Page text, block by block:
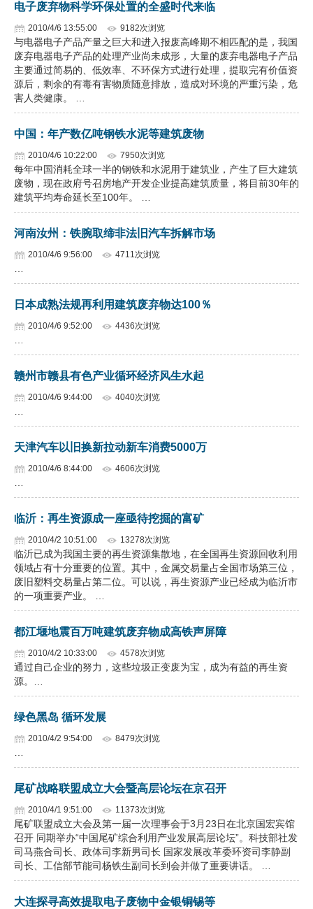
电子废弃物科学环保处置的全盛时代来临
2010/4/6 13:55:00 9182次浏览
与电器电子产品产量之巨大和进入报废高峰期不相匹配的是，我国
废弃电器电子产品的处理产业尚未成形，大量的废弃电器电子产品
主要通过简易的、低效率、不环保方式进行处理，提取完有价值资
源后，剩余的有毒有害物质随意排放，造成对环境的严重污染，危
害人类健康。 …
中国：年产数亿吨钢铁水泥等建筑废物
2010/4/6 10:22:00 7950次浏览
每年中国消耗全球一半的钢铁和水泥用于建筑业，产生了巨大建筑
废物，现在政府号召房地产开发企业提高建筑质量，将目前30年的
建筑平均寿命延长至100年。 …
河南汝州：铁腕取缔非法旧汽车拆解市场
2010/4/6 9:56:00 4711次浏览
日本成熟法规再利用建筑废弃物达100％
2010/4/6 9:52:00 4436次浏览
赣州市赣县有色产业循环经济风生水起
2010/4/6 9:44:00 4040次浏览
天津汽车以旧换新拉动新车消费5000万
2010/4/6 8:44:00 4606次浏览
临沂：再生资源成一座亟待挖掘的富矿
2010/4/2 10:51:00 13278次浏览
临沂已成为我国主要的再生资源集散地，在全国再生资源回收利用
领域占有十分重要的位置。其中，金属交易量占全国市场第三位，
废旧塑料交易量占第二位。可以说，再生资源产业已经成为临沂市
的一项重要产业。 …
都江堰地震百万吨建筑废弃物成高铁声屏障
2010/4/2 10:33:00 4578次浏览
通过自己企业的努力，这些垃圾正变废为宝，成为有益的再生资
源。…
绿色黑岛 循环发展
2010/4/2 9:54:00 8479次浏览
尾矿战略联盟成立大会暨高层论坛在京召开
2010/4/1 9:51:00 11373次浏览
尾矿联盟成立大会及第一届一次理事会于3月23日在北京国宏宾馆
召开 同期举办“中国尾矿综合利用产业发展高层论坛”。科技部社发
司马燕合司长、政体司李新男司长 国家发展改革委环资司李静副
司长、工信部节能司杨铁生副司长到会并做了重要讲话。 …
大连探寻高效提取电子废物中金银铜锡等